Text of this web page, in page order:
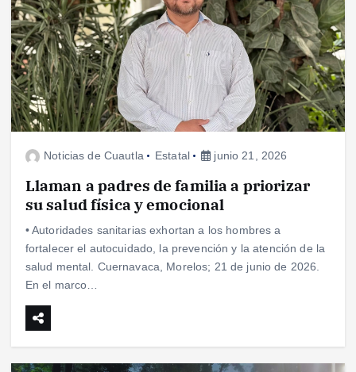
Noticias de Cuautla Estatal junio 21, 2026
Llaman a padres de familia a priorizar
su salud física y emocional
• Autoridades sanitarias exhortan a los hombres a
fortalecer el autocuidado, la prevención y la atención de la
salud mental. Cuernavaca, Morelos; 21 de junio de 2026.
En el marco…